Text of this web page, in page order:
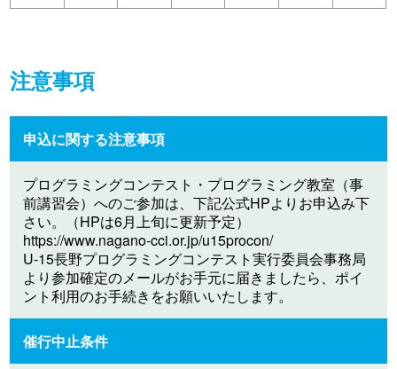
注意事項
申込に関する注意事項
プログラミングコンテスト・プログラミング教室（事
前講習会）へのご参加は、下記公式HPよりお申込み下
さい。（HPは6月上旬に更新予定）
https://www.nagano-cci.or.jp/u15procon/
U-15長野プログラミングコンテスト実行委員会事務局
より参加確定のメールがお手元に届きましたら、ポイ
ント利用のお手続きをお願いいたします。
催行中止条件